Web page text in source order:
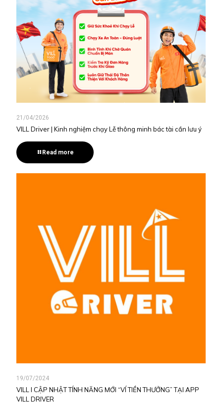
21/04/2026
VILL Driver | Kinh nghiệm chạy Lễ thông minh bác tài cần lưu ý
Read more
19/07/2024
VILL l CẬP NHẬT TÍNH NĂNG MỚI “VÍ TIỀN THƯỞNG” TẠI APP
VILL DRIVER